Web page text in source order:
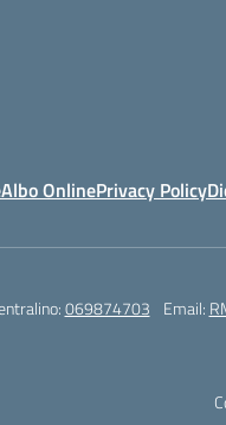
Albo OnlinePrivacy Policy
069874703 Email: